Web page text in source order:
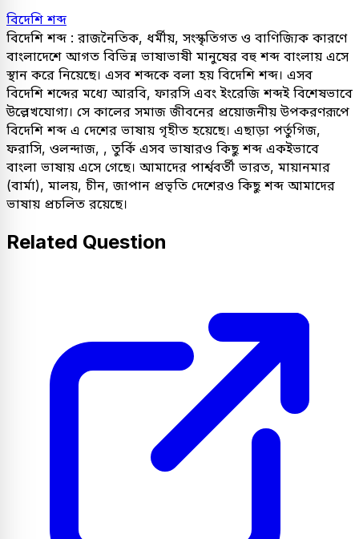
বিদেশি শব্দ
বিদেশি শব্দ : রাজনৈতিক, ধর্মীয়, সংস্কৃতিগত ও বাণিজ্যিক কারণে
বাংলাদেশে আগত বিভিন্ন ভাষাভাষী মানুষের বহু শব্দ বাংলায় এসে
স্থান করে নিয়েছে। এসব শব্দকে বলা হয় বিদেশি শব্দ। এসব
বিদেশি শব্দের মধ্যে আরবি, ফারসি এবং ইংরেজি শব্দই বিশেষভাবে
উল্লেখযোগ্য। সে কালের সমাজ জীবনের প্রয়োজনীয় উপকরণরূপে
বিদেশি শব্দ এ দেশের ভাষায় গৃহীত হয়েছে। এছাড়া পর্তুগিজ,
ফরাসি, ওলন্দাজ, , তুর্কি এসব ভাষারও কিছু শব্দ একইভাবে
বাংলা ভাষায় এসে গেছে। আমাদের পার্শ্ববর্তী ভারত, মায়ানমার
(বার্মা), মালয়, চীন, জাপান প্রভৃতি দেশেরও কিছু শব্দ আমাদের
ভাষায় প্রচলিত রয়েছে।
Related Question